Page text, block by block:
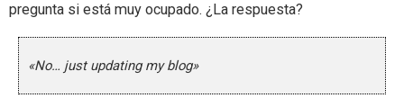
pregunta si está muy ocupado. ¿La respuesta?
«No… just updating my blog»